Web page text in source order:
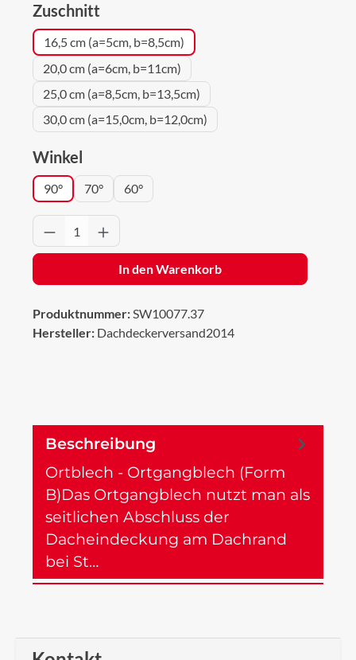
Zuschnitt
16,5 cm (a=5cm, b=8,5cm)
20,0 cm (a=6cm, b=11cm)
25,0 cm (a=8,5cm, b=13,5cm)
30,0 cm (a=15,0cm, b=12,0cm)
Winkel
90° 70° 60°
Produkt Anzahl: Gib den gewünschten
In den Warenkorb
Produktnummer:SW10077.37
Hersteller: Dachdeckerversand2014
Beschreibung
Ortblech - Ortgangblech (Form
B)Das Ortgangblech nutzt man als
seitlichen Abschluss der
Dacheindeckung am Dachrand
bei St…